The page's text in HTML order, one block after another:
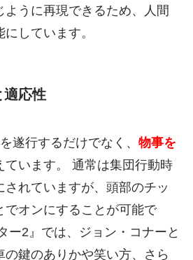
ように再現できるため、人間
しています。
適応性
遂行するだけでなく、 物事を
ています。 通常は集団行動時
されていますが、頭部のチッ
でオンにすることが可能で
ー2』では、ジョン・コナーと
鍵のありかや笑い方、さら